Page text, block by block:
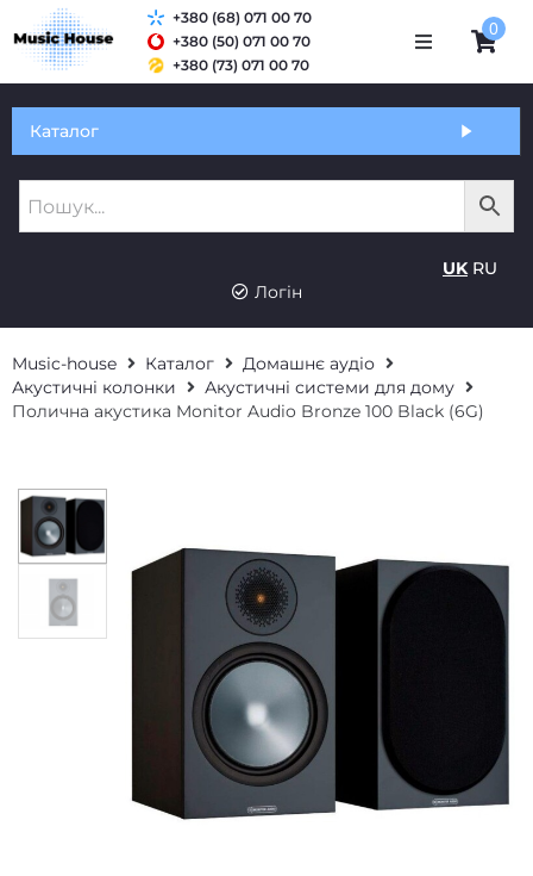
Оплата і доставка
+380 (68) 071 00 70
+380 (50) 071 00 70
+380 (73) 071 00 70
0
Каталог
UK RU
Логін
Music-house Каталог
Домашнє аудіо
Акустичні колонки
Акустичні системи для дому
Полична акустика Monitor Audio Bronze 100 Black (6G)